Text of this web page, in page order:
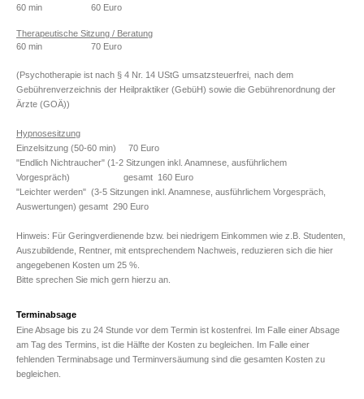
60 min 60 Euro
Therapeutische Sitzung / Beratung
60 min 70 Euro
(Psychotherapie ist nach § 4 Nr. 14 UStG umsatzsteuerfrei, nach dem
Gebührenverzeichnis der Heilpraktiker (GebüH) sowie die Gebührenordnung der
Ärzte (GOÄ))
Hypnosesitzung
Einzelsitzung (50-60 min) 70 Euro
"Endlich Nichtraucher" (1-2 Sitzungen inkl. Anamnese, ausführlichem
Vorgespräch) gesamt 160 Euro
"Leichter werden" (3-5 Sitzungen inkl. Anamnese, ausführlichem Vorgespräch,
Auswertungen) gesamt 290 Euro
Hinweis: Für Geringverdienende bzw. bei niedrigem Einkommen wie z.B. Studenten,
Auszubildende, Rentner, mit entsprechendem Nachweis, reduzieren sich die hier
angegebenen Kosten um 25 %.
Bitte sprechen Sie mich gern hierzu an.
Terminabsage
Eine Absage bis zu 24 Stunde vor dem Termin ist kostenfrei. Im Falle einer Absage
am Tag des Termins, ist die Hälfte der Kosten zu begleichen. Im Falle einer
fehlenden Terminabsage und Terminversäumung sind die gesamten Kosten zu
begleichen.